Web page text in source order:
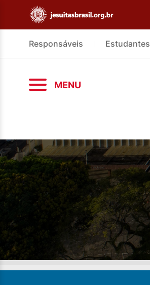
Responsáveis Estudantes
MENU